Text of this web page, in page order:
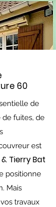
60
de
de fuites, de
est
Tierry Bat
positionne
Mais
travaux